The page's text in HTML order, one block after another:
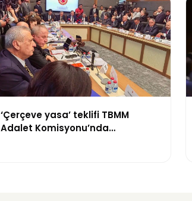
‘Çerçeve yasa’ teklifi TBMM
Adalet Komisyonu’nda